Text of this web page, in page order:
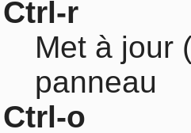
Ctrl-r
Met à jour
panneau
Ctrl-o